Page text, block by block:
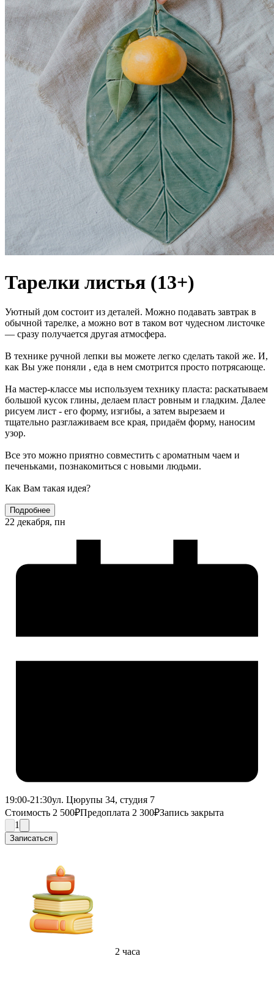
Тарелки листья (13+)
Уютный дом состоит из деталей. Можно подавать завтрак в
обычной тарелке, а можно вот в таком вот чудесном листочке
— сразу получается другая атмосфера.
В технике ручной лепки вы можете легко сделать такой же. И,
как Вы уже поняли , еда в нем смотрится просто потрясающе.
На мастер-классе мы используем технику пласта: раскатываем
большой кусок глины, делаем пласт ровным и гладким. Далее
рисуем лист - его форму, изгибы, а затем вырезаем и
тщательно разглаживаем все края, придаём форму, наносим
узор.
Все это можно приятно совместить с ароматным чаем и
печеньками, познакомиться с новыми людьми.
Как Вам такая идея?
Подробнее
22 декабря, пн
19:00-21:30ул. Цюрупы 34, студия 7
Стоимость 2 500₽Предоплата 2 300₽Запись закрыта
1
Записаться
2 часа